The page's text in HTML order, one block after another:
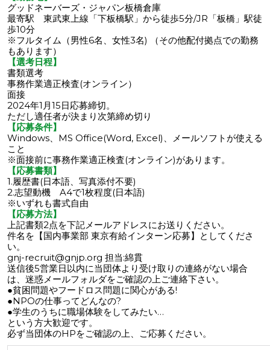
グッドネーバーズ・ジャパン板橋倉庫
最寄駅 東武東上線「下板橋駅」から徒歩5分/JR「板橋」駅徒
歩10分
※フルタイム（男性6名、女性3名) （その他配付拠点での勤務
もあります）
【選考日程】
書類選考
事務作業適正検査(オンライン）
面接
2024年1月15日応募締切。
ただし適任者が決まり次第締め切り
【応募条件】
Windows、MS Office(Word, Excel)、メールソフトが使える
こと
※面接前に事務作業適正検査(オンライン)があります。
【応募書類】
1.履歴書(日本語、写真添付不要)
2.志望動機 A4で1枚程度(日本語)
※いずれも書式自由
【応募方法】
上記書類2点を下記メールアドレスにお送りください。
件名を【国内事業部 東京有給インターン応募】としてくださ
い。
gnj-recruit@gnjp.org 担当:綿貫
送信後5営業日以内に当団体より受け取りの連絡がない場合
は、迷惑メールフォルダをご確認の上ご連絡下さい。
●貧困問題やフードロス問題に関心がある!
●NPOの仕事ってどんなの?
●学生のうちに職場体験をしてみたい…
という方大歓迎です。
必ず当団体のHPをご確認の上、ご応募ください。